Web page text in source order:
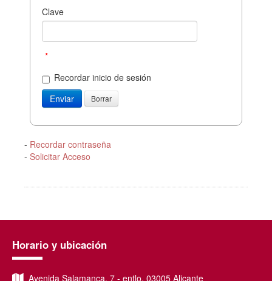
Clave
*
Recordar inicio de sesión
- Recordar contraseña
- Solicitar Acceso
Horario y ubicación
Avenida Salamanca, 7 - entlo, 03005 Alicante